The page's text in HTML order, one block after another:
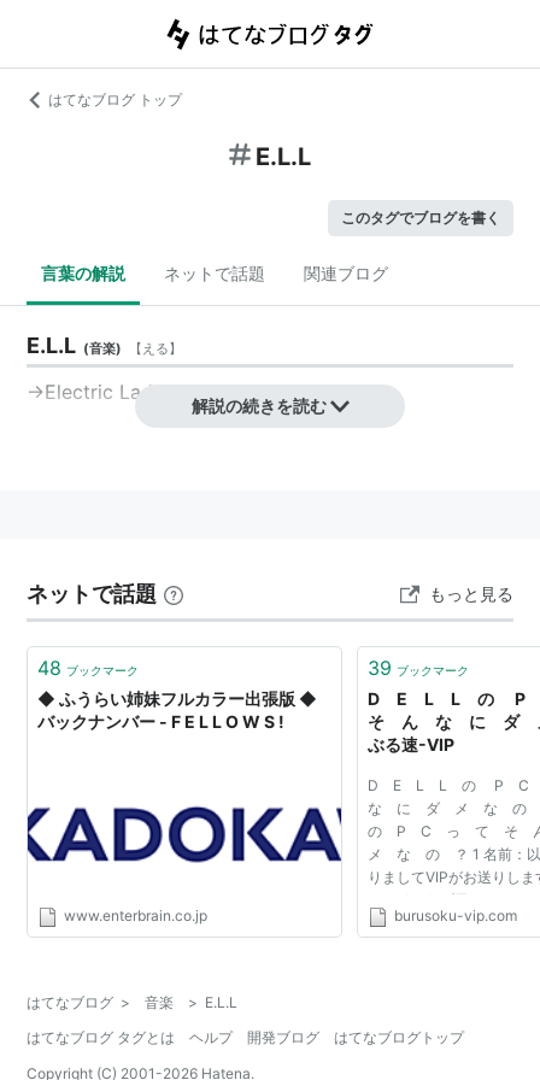
はてなブログ トップ
E.L.L
このタグでブログを書く
言葉の解説 ネットで話題 関連ブログ
E.L.L (音楽) 【 える】
→Electric Lady Land
解説の続きを読む
ネットで話題 もっと見る
48 ブックマーク
◆ ふうらい姉妹フルカラー出張版 ◆
バックナンバー - F E L L O W S !
www.enterbrain.co.jp
39 ブックマーク
D E L L の P
そ ん な に ダ
ぶる速-VIP
D E L L の P C
な に ダ メ な
の P C っ て そ
メ な の ？ 1 名前：以
りましてVIPがお送りし
2010/05/30(日)
安いからカスタマイズ購
burusoku-vip.com
はてなブログ > 音楽 > E.L.L
はてなブログ タグとは
ヘルプ 開発ブログ
はてなブログトップ
Copyright (C) 2001-2026 Hatena.